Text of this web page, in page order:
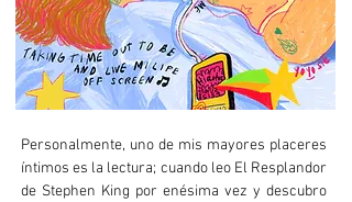
Personalmente, uno de mis mayores placeres
íntimos es la lectura; cuando leo El Resplandor
de Stephen King por enésima vez y descubro